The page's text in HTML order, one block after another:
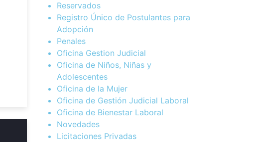
Reservados
Registro Único de Postulantes para
Adopción
Penales
Oficina Gestion Judicial
Oficina de Niños, Niñas y
Adolescentes
Oficina de la Mujer
Oficina de Gestión Judicial Laboral
Oficina de Bienestar Laboral
Novedades
Licitaciones Privadas